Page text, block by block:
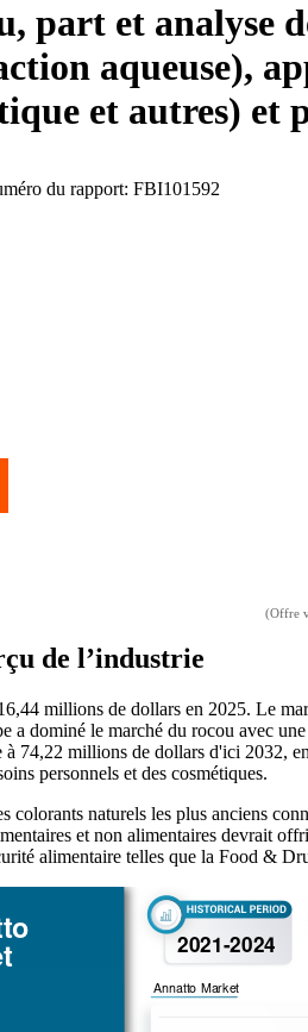
part et analyse
aqueuse),
et autres) et
du rapport: FBI101592
(Offre
de l’industrie
millions de dollars en 2025. Le
a dominé le marché du rocou avec
74,22 millions de dollars d'ici 2032,
personnels et des cosmétiques.
colorants naturels les plus anciens
et non alimentaires devrait
alimentaire telles que la Food &